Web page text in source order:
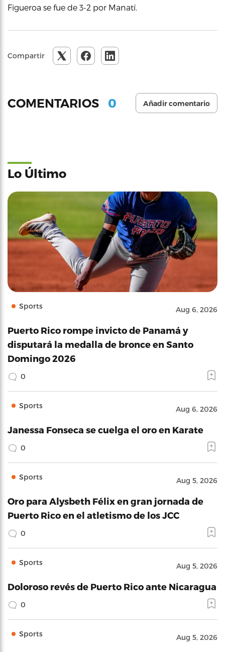
Figueroa se fue de 3-2 por Manatí.
Compartir
COMENTARIOS 0 Añadir comentario
Lo Último
Sports Aug 6, 2026
Puerto Rico rompe invicto de Panamá y
disputará la medalla de bronce en Santo
Domingo 2026
0
Sports Aug 6, 2026
Janessa Fonseca se cuelga el oro en Karate
0
Sports Aug 5, 2026
Oro para Alysbeth Félix en gran jornada de
Puerto Rico en el atletismo de los JCC
0
Sports Aug 5, 2026
Doloroso revés de Puerto Rico ante Nicaragua
0
Sports Aug 5, 2026